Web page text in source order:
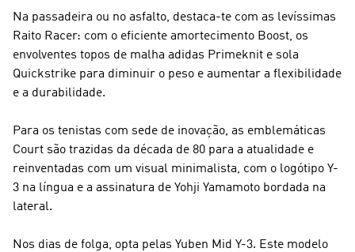
Na passadeira ou no asfalto, destaca-te com as levíssimas
Raito Racer: com o eficiente amortecimento Boost, os
envolventes topos de malha adidas Primeknit e sola
Quickstrike para diminuir o peso e aumentar a flexibilidade
e a durabilidade.
Para os tenistas com sede de inovação, as emblemáticas
Court são trazidas da década de 80 para a atualidade e
reinventadas com um visual minimalista, com o logótipo Y-
3 na língua e a assinatura de Yohji Yamamoto bordada na
lateral.
Nos dias de folga, opta pelas Yuben Mid Y-3. Este modelo